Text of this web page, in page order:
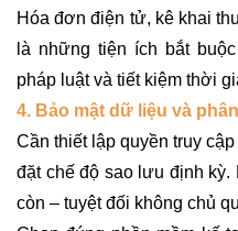
Hóa đơn điện tử, kê khai
là những tiện ích bắt
pháp luật và tiết kiệm thời
4. Bảo mật dữ liệu và
Cần thiết lập quyền truy
đặt chế độ sao lưu định
còn – tuyệt đối không chủ